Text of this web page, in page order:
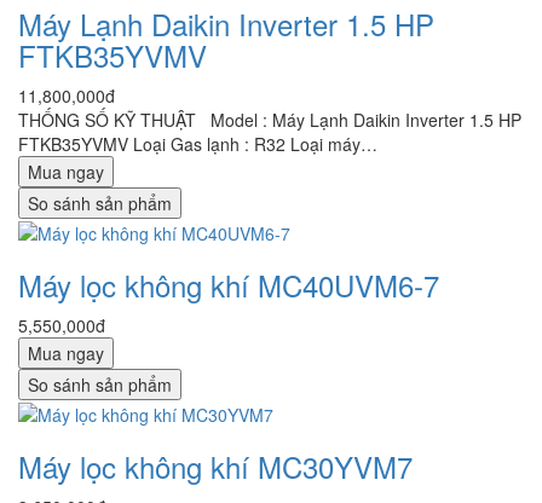
Máy Lạnh Daikin Inverter 1.5 HP
FTKB35YVMV
11,800,000đ
THỐNG SỐ KỸ THUẬT Model : Máy Lạnh Daikin Inverter 1.5 HP
FTKB35YVMV Loại Gas lạnh : R32 Loại máy…
Mua ngay
So sánh sản phẩm
Máy lọc không khí MC40UVM6-7
5,550,000đ
Mua ngay
So sánh sản phẩm
Máy lọc không khí MC30YVM7